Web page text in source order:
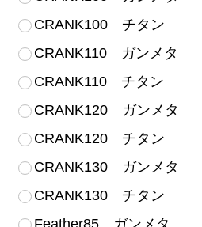
CRANK100 チタン
CRANK110 ガンメタ
CRANK110 チタン
CRANK120 ガンメタ
CRANK120 チタン
CRANK130 ガンメタ
CRANK130 チタン
Feather85 ガンメタ